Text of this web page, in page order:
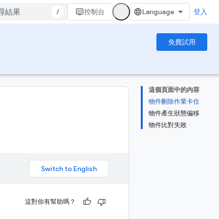
/ 控制台 登入
免費試用
這個頁面中的內容
物件刪除作業卡住
物件產生狀態偏移
物件比對失敗
這對你有幫助嗎？